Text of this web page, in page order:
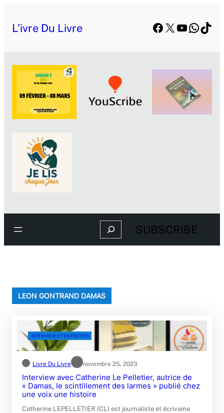
auL’ivre Du Livre Facebook
X YouTube
Search SUBSCRIBE
LEON GONTRAND DAMAS
INTERVIEW ET ENTRETIEN
Livre Du Livre novembre 25, 2023
Interview avec Catherine Le Pelletier, autrice de
« Damas, le scintillement des larmes » publié chez
une voix une histoire
Catherine LEPELLETIER (CL) est journaliste et écrivaine